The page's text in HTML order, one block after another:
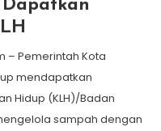
Dapatkan
– Pemerintah Kota
mendapatkan
Hidup (KLH)/Badan
sampah dengan